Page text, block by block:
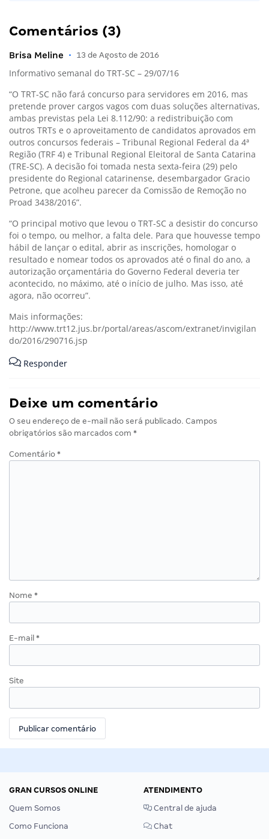
Comentários (3)
Brisa Meline • 13 de Agosto de 2016
Informativo semanal do TRT-SC – 29/07/16
“O TRT-SC não fará concurso para servidores em 2016, mas
pretende prover cargos vagos com duas soluções alternativas,
ambas previstas pela Lei 8.112/90: a redistribuição com
outros TRTs e o aproveitamento de candidatos aprovados em
outros concursos federais – Tribunal Regional Federal da 4ª
Região (TRF 4) e Tribunal Regional Eleitoral de Santa Catarina
(TRE-SC). A decisão foi tomada nesta sexta-feira (29) pelo
presidente do Regional catarinense, desembargador Gracio
Petrone, que acolheu parecer da Comissão de Remoção no
Proad 3438/2016”.
“O principal motivo que levou o TRT-SC a desistir do concurso
foi o tempo, ou melhor, a falta dele. Para que houvesse tempo
hábil de lançar o edital, abrir as inscrições, homologar o
resultado e nomear todos os aprovados até o final do ano, a
autorização orçamentária do Governo Federal deveria ter
acontecido, no máximo, até o início de julho. Mas isso, até
agora, não ocorreu”.
Mais informações:
http://www.trt12.jus.br/portal/areas/ascom/extranet/invigilan
do/2016/290716.jsp
Responder
Deixe um comentário
O seu endereço de e-mail não será publicado. Campos
obrigatórios são marcados com *
Comentário *
Nome *
E-mail *
Site
GRAN CURSOS ONLINE
Quem Somos
Como Funciona
ATENDIMENTO
Central de ajuda
Chat